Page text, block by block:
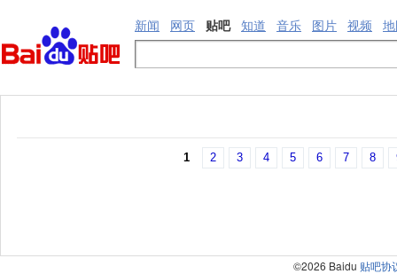
新闻 网页 贴吧 知道 音乐 图片 视频
1 2 3 4 5 6 7 8
©2026 Baidu 贴吧协